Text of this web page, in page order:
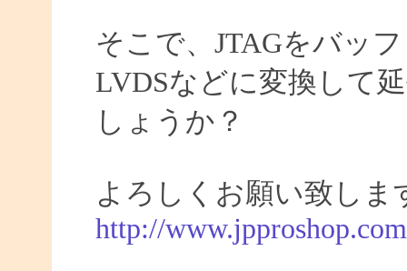
そこで、JTAGをバッ
LVDSなどに変換して
しょうか？
よろしくお願い致しま
http://